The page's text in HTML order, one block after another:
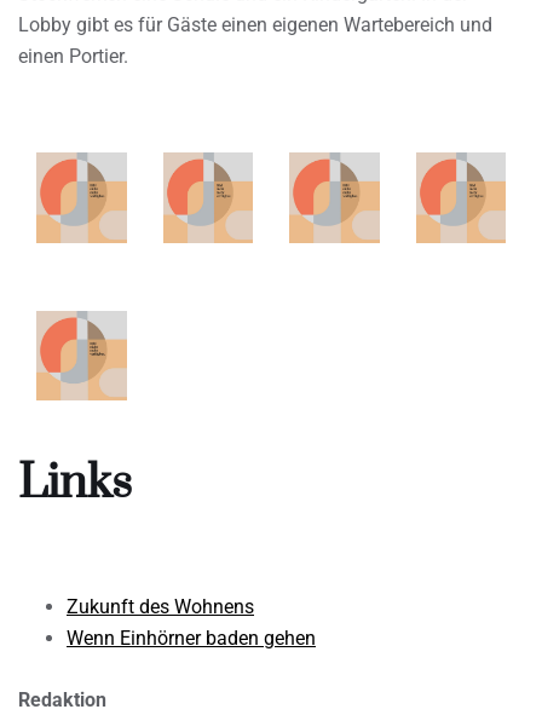
Lobby gibt es für Gäste einen eigenen Wartebereich und
einen Portier.
Links
Zukunft des Wohnens
Wenn Einhörner baden gehen
Redaktion